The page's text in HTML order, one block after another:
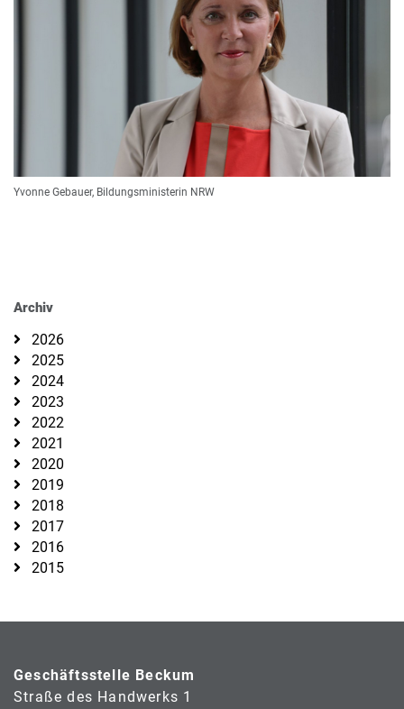
Yvonne Gebauer, Bildungsministerin NRW
Archiv
2026
2025
2024
2023
2022
2021
2020
2019
2018
2017
2016
2015
Geschäftsstelle Beckum
Straße des Handwerks 1